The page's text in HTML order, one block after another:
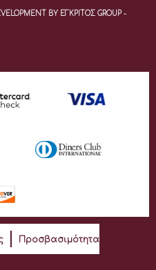
BY ΕΓΚΡΙΤΟΣ GROUP -
Προσβασιμότητα